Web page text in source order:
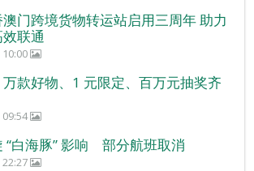
门跨境货物转运站启用三周年 助力
联通
款好物、1 元限定、百万元抽奖齐
“白海豚” 影响 部分航班取消